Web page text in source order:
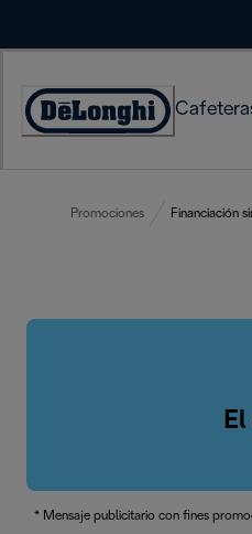
Accessibility
Promociones Financiación
* Mensaje publicitario con fines